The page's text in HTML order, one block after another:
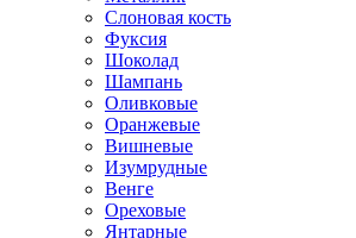
Слоновая кость
Фуксия
Шоколад
Шампань
Оливковые
Оранжевые
Вишневые
Изумрудные
Венге
Ореховые
Янтарные